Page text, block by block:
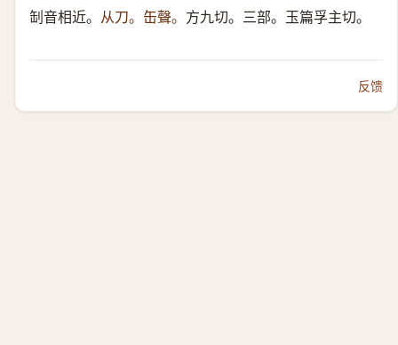
㓡音相近。 从刀。缶聲。 方九切。三部。玉篇孚主切。
反馈